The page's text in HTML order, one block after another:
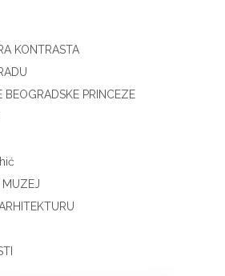
KONTRASTA
PRINCEZE
MUZEJ